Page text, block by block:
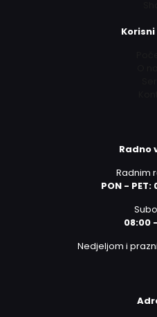
Radno
Radnim
PON -
08:00
Nedjeljom i